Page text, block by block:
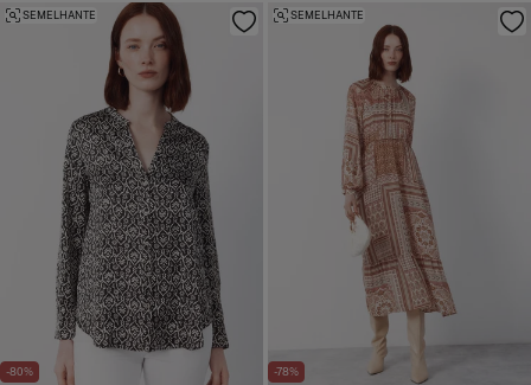
-80%
SEMELHANTE
-78%
SEMELHANTE